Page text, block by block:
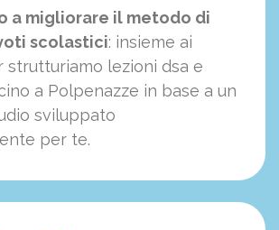
a migliorare il metodo di
scolastici: insieme ai
strutturiamo lezioni dsa e
a Polpenazze in base a un
sviluppato
per te.